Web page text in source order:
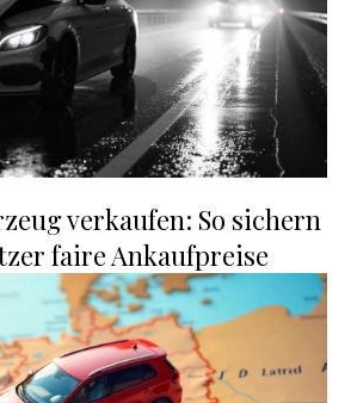
verkaufen: So sichern
faire Ankaufpreise